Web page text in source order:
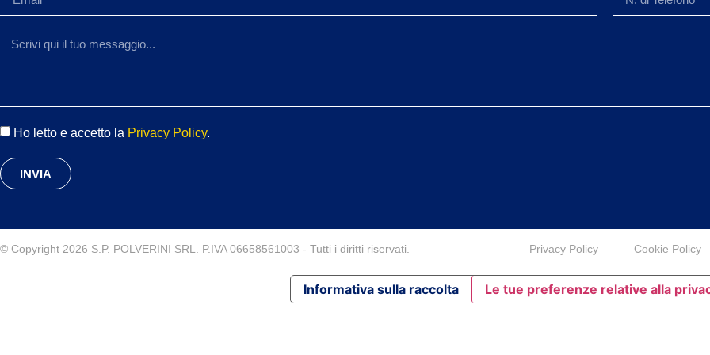
Ho letto e accetto la Privacy Policy.
INVIA
© Copyright 2026 S.P. POLVERINI SRL. P.IVA 06658561003 - Tutti i diritti riservati. Privacy Policy Cookie Policy
Informativa sulla raccolta Le tue preferenze relative alla